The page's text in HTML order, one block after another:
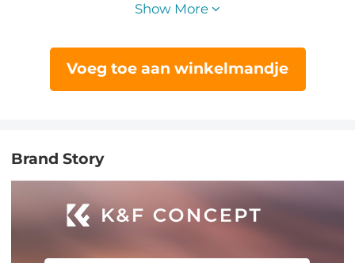
Show More
Voeg toe aan winkelmandje
Brand Story